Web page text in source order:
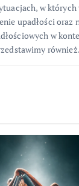
w których
upadłości oraz
w